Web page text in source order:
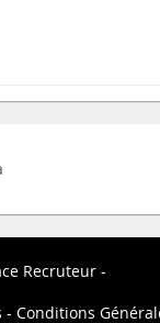
Recruteur
Conditions